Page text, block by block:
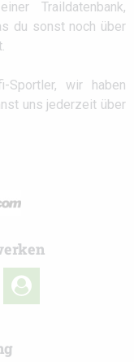
Traildatenbank,
du sonst noch über
Sportler, wir haben
uns jederzeit über
user-
circle